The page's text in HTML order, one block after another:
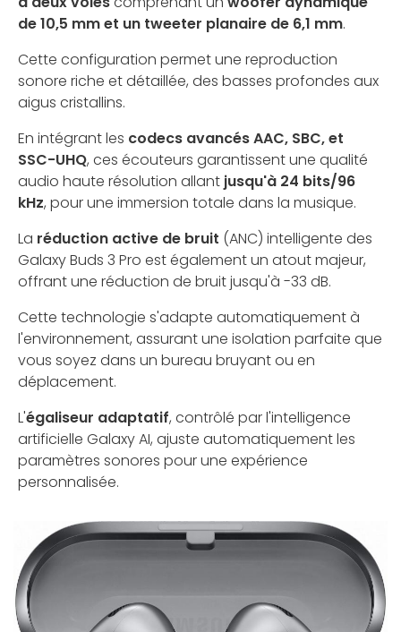
de 10,5 mm et un tweeter planaire de 6,1 mm.
Cette configuration permet une reproduction
sonore riche et détaillée, des basses profondes aux
aigus cristallins.
En intégrant les codecs avancés AAC, SBC, et
SSC-UHQ, ces écouteurs garantissent une qualité
audio haute résolution allant jusqu'à 24 bits/96
kHz, pour une immersion totale dans la musique.
La réduction active de bruit (ANC) intelligente des
Galaxy Buds 3 Pro est également un atout majeur,
offrant une réduction de bruit jusqu'à -33 dB.
Cette technologie s'adapte automatiquement à
l'environnement, assurant une isolation parfaite que
vous soyez dans un bureau bruyant ou en
déplacement.
L'égaliseur adaptatif, contrôlé par l'intelligence
artificielle Galaxy AI, ajuste automatiquement les
paramètres sonores pour une expérience
personnalisée.